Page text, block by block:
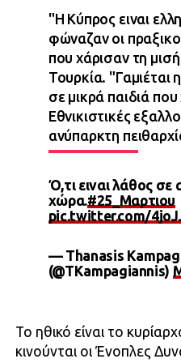
"Η Κύπρος ειναι
φώναζαν οι
που χάρισαν τη
Τουρκία. "Γαμιέται
σε μικρά παιδιά
Εθνικιστικές
ανύπαρκτη
Ό,τι ειναι λάθος σε
χώρα.#25_Μαρτιου
pic.twitter.com/
— Thanasis
(@TKampagiannis)
Το ηθικό είναι το
κινούνται οι Ένοπλες